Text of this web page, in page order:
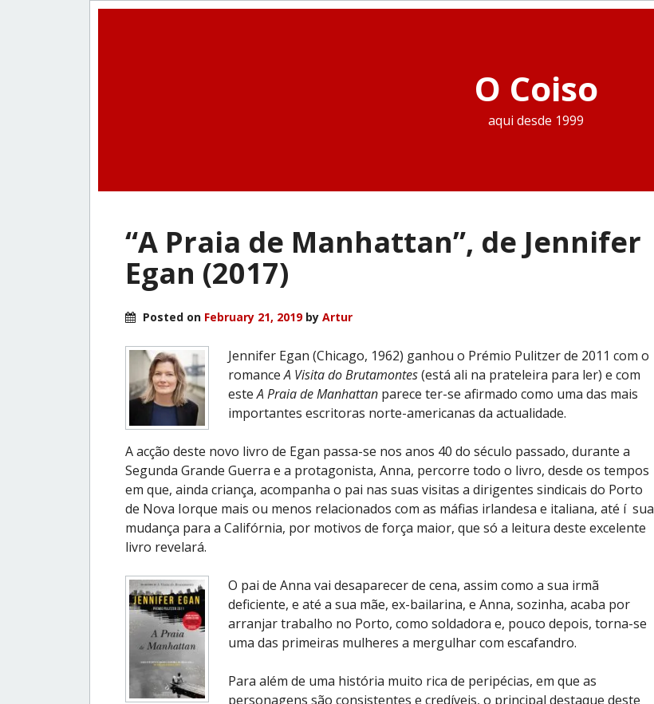
O Coiso
aqui desde 1999
“A Praia de Manhattan”, de Jennifer
Egan (2017)
Posted on February 21, 2019by Artur
Jennifer Egan (Chicago, 1962) ganhou o Prémio Pulitzer de 2011 com o
romanceA Visita do Brutamontes(está ali na prateleira para ler) e com
esteA Praia de Manhattan parece ter-se afirmado como uma das mais
importantes escritoras norte-americanas da actualidade.
A acção deste novo livro de Egan passa-se nos anos 40 do século passado, durante a
Segunda Grande Guerra e a protagonista, Anna, percorre todo o livro, desde os tempos
em que, ainda criança, acompanha o pai nas suas visitas a dirigentes sindicais do Porto
de Nova Iorque mais ou menos relacionados com as máfias irlandesa e italiana, até í sua
mudança para a Califórnia, por motivos de força maior, que só a leitura deste excelente
livro revelará.
O pai de Anna vai desaparecer de cena, assim como a sua irmã
deficiente, e até a sua mãe, ex-bailarina, e Anna, sozinha, acaba por
arranjar trabalho no Porto, como soldadora e, pouco depois, torna-se
uma das primeiras mulheres a mergulhar com escafandro.
Para além de uma história muito rica de peripécias, em que as
personagens são consistentes e credíveis, o principal destaque deste